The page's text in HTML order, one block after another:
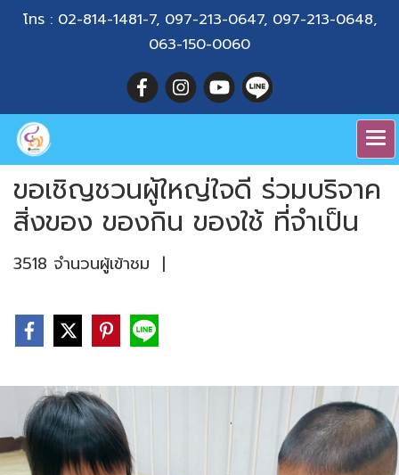
โทร : 02-814-1481-7, 097-213-0647, 097-213-0648,
063-150-0060
ขอเชิญชวนผู้ใหญ่ใจดี ร่วมบริจาค
สิ่งของ ของกิน ของใช้ ที่จำเป็น
3518 จำนวนผู้เข้าชม |